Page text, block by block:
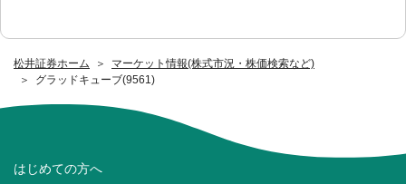
松井証券ホーム
マーケット情報(株式市況・株価検索など)
グラッドキューブ(9561)
はじめての方へ